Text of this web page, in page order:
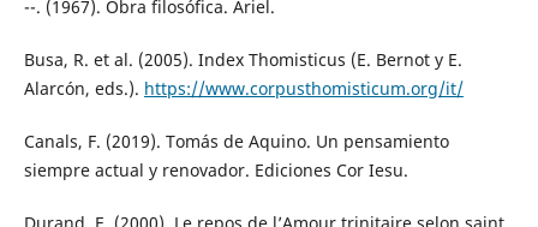
--. (1967). Obra filosófica. Ariel.
Busa, R. et al. (2005). Index Thomisticus (E. Bernot y E.
Alarcón, eds.). https://www.corpusthomisticum.org/it/
Canals, F. (2019). Tomás de Aquino. Un pensamiento
siempre actual y renovador. Ediciones Cor Iesu.